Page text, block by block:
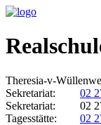
Theresia-v-
Sekretariat:
02
Sekretariat:
02
Tagesstätte:
02